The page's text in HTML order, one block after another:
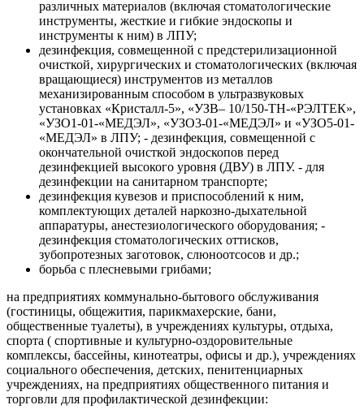
различных материалов (включая стоматологические
инструменты, жесткие и гибкие эндоскопы и
инструменты к ним) в ЛПУ;
дезинфекция, совмещенной с предстерилизационной
очисткой, хирургических и стоматологических (включая
вращающиеся) инструментов из металлов
механизированным способом в ультразвуковых
установках «Кристалл-5», «УЗВ– 10/150-ТН-«РЭЛТЕК»,
«УЗО1-01-«МЕДЭЛ», «УЗО3-01-«МЕДЭЛ» и «УЗО5-01-
«МЕДЭЛ» в ЛПУ; - дезинфекция, совмещенной с
окончательной очисткой эндоскопов перед
дезинфекцией высокого уровня (ДВУ) в ЛПУ. - для
дезинфекции на санитарном транспорте;
дезинфекция кувезов и приспособлений к ним,
комплектующих деталей наркозно-дыхательной
аппаратуры, анестезиологического оборудования; -
дезинфекция стоматологических оттисков,
зубопротезных заготовок, слюноотсосов и др.;
борьба с плесневыми грибами;
на предприятиях коммунально-бытового обслуживания
(гостиницы, общежития, парикмахерские, бани,
общественные туалеты), в учреждениях культуры, отдыха,
спорта ( спортивные и культурно-оздоровительные
комплексы, бассейны, кинотеатры, офисы и др.), учреждениях
социального обеспечения, детских, пенитенциарных
учреждениях, на предприятиях общественного питания и
торговли для профилактической дезинфекции: